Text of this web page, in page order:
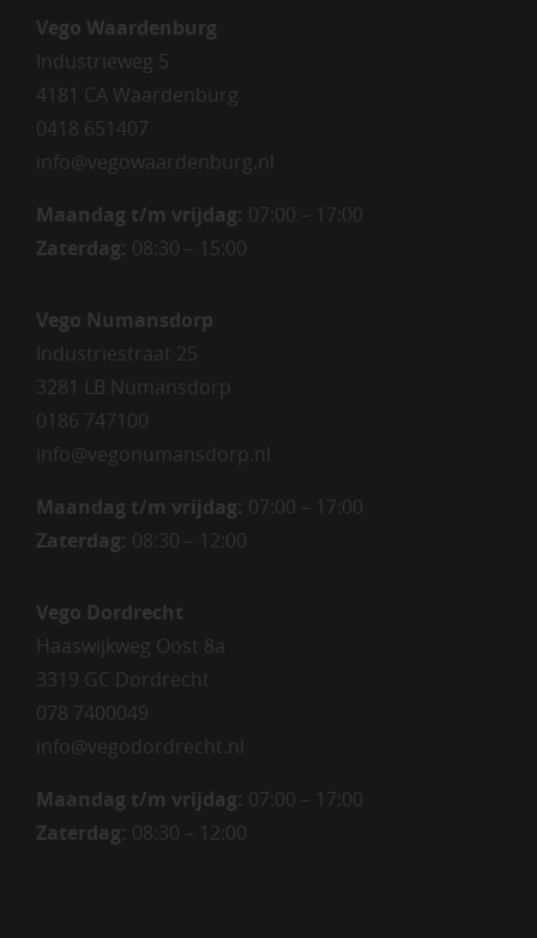
Vego Waardenburg
Industrieweg 5
4181 CA Waardenburg
0418 651407
info@vegowaardenburg.nl
Maandag t/m vrijdag: 07:00 – 17:00
Zaterdag: 08:30 – 15:00
Vego Numansdorp
Industriestraat 25
3281 LB Numansdorp
0186 747100
info@vegonumansdorp.nl
Maandag t/m vrijdag: 07:00 – 17:00
Zaterdag: 08:30 – 12:00
Vego Dordrecht
Haaswijkweg Oost 8a
3319 GC Dordrecht
078 7400049
info@vegodordrecht.nl
Maandag t/m vrijdag: 07:00 – 17:00
Zaterdag: 08:30 – 12:00